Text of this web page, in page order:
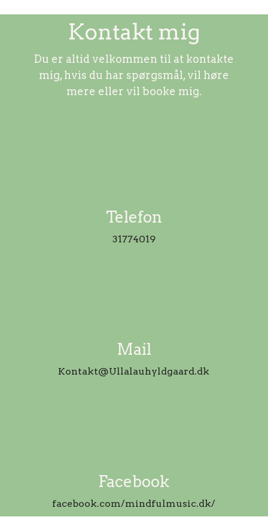
Kontakt mig
Du er altid velkommen til at kontakte
mig, hvis du har spørgsmål, vil høre
mere eller vil booke mig.
Telefon
31774019
Mail
Kontakt@Ullalauhyldgaard.dk
Facebook
facebook.com/mindfulmusic.dk/